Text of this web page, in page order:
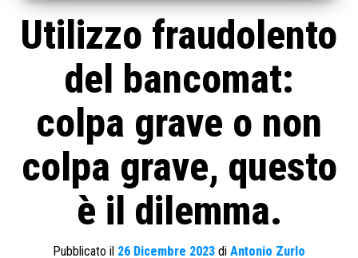
Utilizzo fraudolento
del bancomat:
colpa grave o non
colpa grave, questo
è il dilemma.
Pubblicato il 26 Dicembre 2023 di Antonio Zurlo